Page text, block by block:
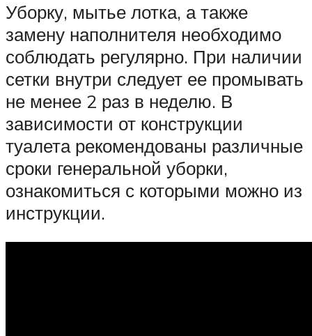
Уборку, мытье лотка, а также
замену наполнителя необходимо
соблюдать регулярно. При наличии
сетки внутри следует ее промывать
не менее 2 раз в неделю. В
зависимости от конструкции
туалета рекомендованы различные
сроки генеральной уборки,
ознакомиться с которыми можно из
инструкции.